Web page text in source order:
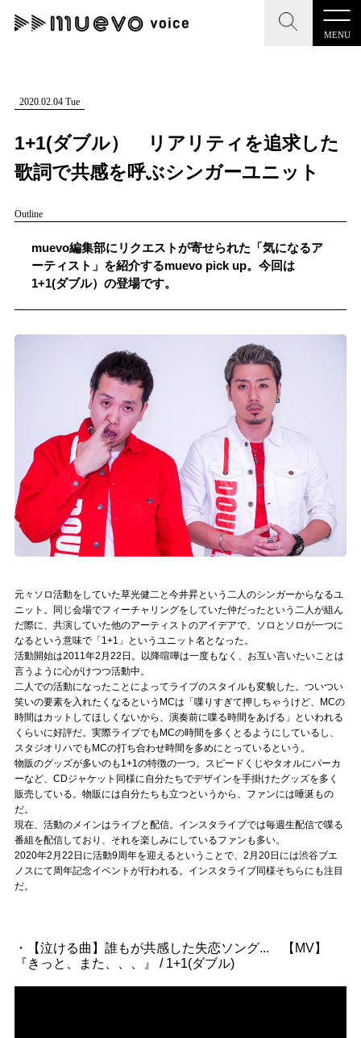
MENU
CLOSE
記事を検索する
人気ワード
#男性SSW #ポップス #女性SSW #ロック
#男性シンガー #HR/HM
CLOSE
"読者の声を形にする”音楽特化メディア
MENU
記事一覧
プレスリリース一覧
会社概要
記事リクエスト
LINK
muevoクラウドファンディング
muevoコミュニティ
ぶいコミュ！by muevo
ぶいマガ！ by muevo
Follow us
Official SNS
2020.02.04 Tue
1+1(ダブル） リアリティを追求した
歌詞で共感を呼ぶシンガーユニット
Outline
muevo編集部にリクエストが寄せられた「気になるア
ーティスト」を紹介するmuevo pick up。今回は
1+1(ダブル）の登場です。
元々ソロ活動をしていた草光健二と今井昇という二人のシンガーからなるユ
ニット。同じ会場でフィーチャリングをしていた仲だったという二人が組ん
だ際に、共演していた他のアーティストのアイデアで、ソロとソロが一つに
なるという意味で「1+1」というユニット名となった。
活動開始は2011年2月22日。以降喧嘩は一度もなく、お互い言いたいことは
言うように心がけつつ活動中。
二人での活動になったことによってライブのスタイルも変貌した。ついつい
笑いの要素を入れたくなるというMCは「喋りすぎて押しちゃうけど、MCの
時間はカットしてほしくないから、演奏前に喋る時間をあげる」といわれる
くらいに好評だ。実際ライブでもMCの時間を多くとるようにしているし、
スタジオリハでもMCの打ち合わせ時間を多めにとっているという。
物販のグッズが多いのも1+1の特徴の一つ。スピードくじやタオルにパーカ
ーなど、CDジャケット同様に自分たちでデザインを手掛けたグッズを多く
販売している。物販には自分たちも立つというから、ファンには唾涎もの
だ。
現在、活動のメインはライブと配信。インスタライブでは毎週生配信で喋る
番組を配信しており、それを楽しみにしているファンも多い。
2020年2月22日に活動9周年を迎えるということで、2月20日には渋谷ブエ
ノスにて周年記念イベントが行われる。インスタライブ同様そちらにも注目
だ。
・【泣ける曲】誰もが共感した失恋ソング... 【MV】
『きっと、また、、、』 / 1+1(ダブル)